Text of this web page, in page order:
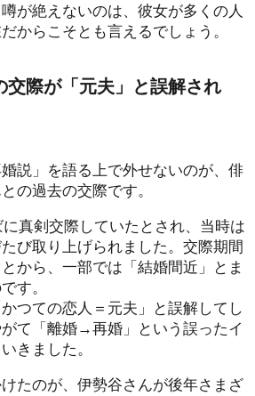
が絶えないのは、彼女が多くの人
からこそとも言えるでしょう。
交際が「元夫」と誤解され
説」を語る上で外せないのが、俳
の過去の交際です。
真剣交際していたとされ、当時は
び取り上げられました。交際期間
から、一部では「結婚間近」とま
す。
つての恋人＝元夫」と誤解してし
て「離婚→再婚」という誤ったイ
きました。
たのが、伊勢谷さんが後年さまざ